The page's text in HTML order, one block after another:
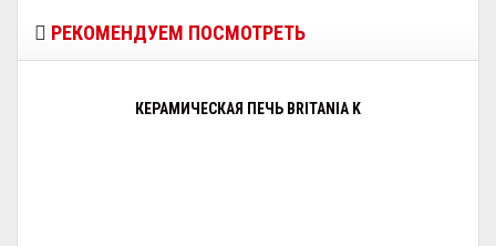
РЕКОМЕНДУЕМ ПОСМОТРЕТЬ
КЕРАМИЧЕСКАЯ ПЕЧЬ BRITANIA K